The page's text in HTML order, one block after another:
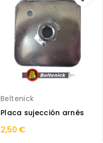
Beltenick
Placa sujección arnés
2,50 €